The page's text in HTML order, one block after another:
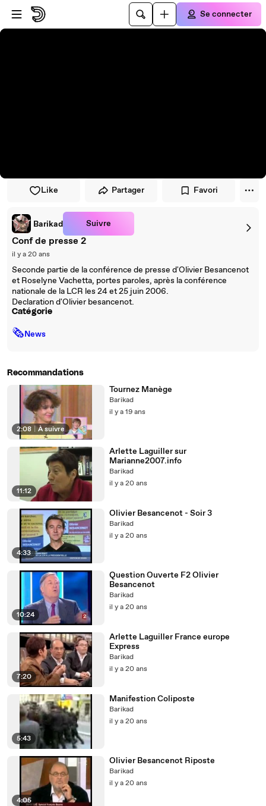
Passer au player
Passer au contenu principal
Se connecter
Like Partager Favori
Barikad Suivre
Conf de presse 2
il y a 20 ans
Seconde partie de la conférence de presse d'Olivier Besancenot
et Roselyne Vachetta, portes paroles, après la conférence
nationale de la LCR les 24 et 25 juin 2006.
Declaration d'Olivier besancenot.
Catégorie
🗞News
Recommandations
2:08 À suivre
Tournez Manège
Barikad
il y a 19 ans
11:12
Arlette Laguiller sur
Marianne2007.info
Barikad
il y a 20 ans
4:33
Olivier Besancenot - Soir 3
Barikad
il y a 20 ans
10:24
Question Ouverte F2 Olivier
Besancenot
Barikad
il y a 20 ans
7:20
Arlette Laguiller France europe
Express
Barikad
il y a 20 ans
5:43
Manifestion Coliposte
Barikad
il y a 20 ans
4:05
Olivier Besancenot Riposte
Barikad
il y a 20 ans